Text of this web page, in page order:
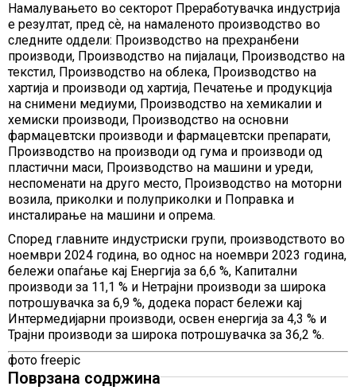
Намалувањето во секторот Преработувачка индустрија
е резултат, пред сѐ, на намаленото производство во
следните оддели: Производство на прехранбени
производи, Производство на пијалаци, Производство на
текстил, Производство на облека, Производство на
хартија и производи од хартија, Печатење и продукција
на снимени медиуми, Производство на хемикалии и
хемиски производи, Производство на основни
фармацевтски производи и фармацевтски препарати,
Производство на производи од гума и производи од
пластични маси, Производство на машини и уреди,
неспоменати на друго место, Производство на моторни
возила, приколки и полуприколки и Поправка и
инсталирање на машини и опрема.
Според главните индустриски групи, производството во
ноември 2024 година, во однос на ноември 2023 година,
бележи опаѓање кај Енергија за 6,6 %, Капитални
производи за 11,1 % и Нетрајни производи за широка
потрошувачка за 6,9 %, додека пораст бележи кај
Интермедијарни производи, освен енергија за 4,3 % и
Трајни производи за широка потрошувачка за 36,2 %.
фото freepic
Поврзана содржина